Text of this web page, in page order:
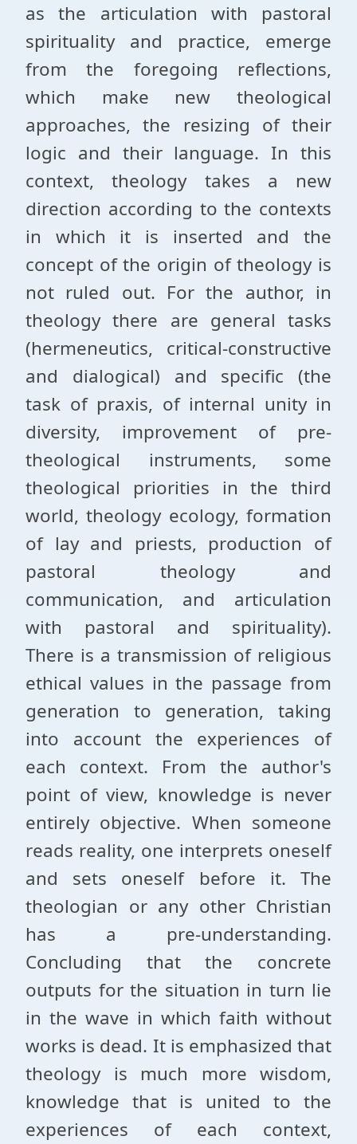
as the articulation with pastoral
spirituality and practice, emerge
from the foregoing reflections,
which make new theological
approaches, the resizing of their
logic and their language. In this
context, theology takes a new
direction according to the contexts
in which it is inserted and the
concept of the origin of theology is
not ruled out. For the author, in
theology there are general tasks
(hermeneutics, critical-constructive
and dialogical) and specific (the
task of praxis, of internal unity in
diversity, improvement of pre-
theological instruments, some
theological priorities in the third
world, theology ecology, formation
of lay and priests, production of
pastoral theology and
communication, and articulation
with pastoral and spirituality).
There is a transmission of religious
ethical values ​​in the passage from
generation to generation, taking
into account the experiences of
each context. From the author's
point of view, knowledge is never
entirely objective. When someone
reads reality, one interprets oneself
and sets oneself before it. The
theologian or any other Christian
has a pre-understanding.
Concluding that the concrete
outputs for the situation in turn lie
in the wave in which faith without
works is dead. It is emphasized that
theology is much more wisdom,
knowledge that is united to the
experiences of each context,